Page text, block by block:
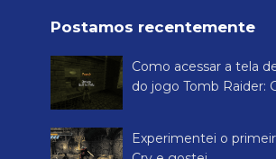
Postamos recentemente
Como acessar a tela
do jogo Tomb Raider:
Experimentei o